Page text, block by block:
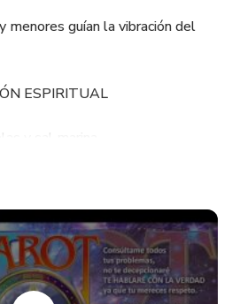
menores guían la vibración del
ESPIRITUAL
y sal marina
corazón y la pasión